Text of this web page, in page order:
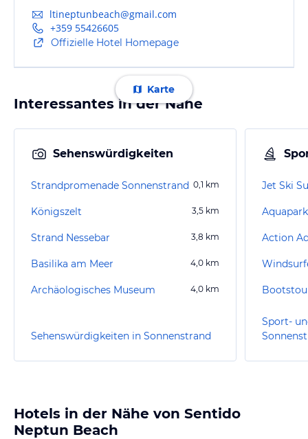
ltineptunbeach@gmail.com
+359 55426605
Offizielle Hotel Homepage
Karte
Interessantes in der Nähe
Sehenswürdigkeiten
Strandpromenade Sonnenstrand 0,1 km
Königszelt 3,5 km
Strand Nessebar 3,8 km
Basilika am Meer 4,0 km
Archäologisches Museum 4,0 km
Sehenswürdigkeiten in Sonnenstrand
Jet Ski
Action
Sport-
Hotels in der Nähe von Sentido
Neptun Beach